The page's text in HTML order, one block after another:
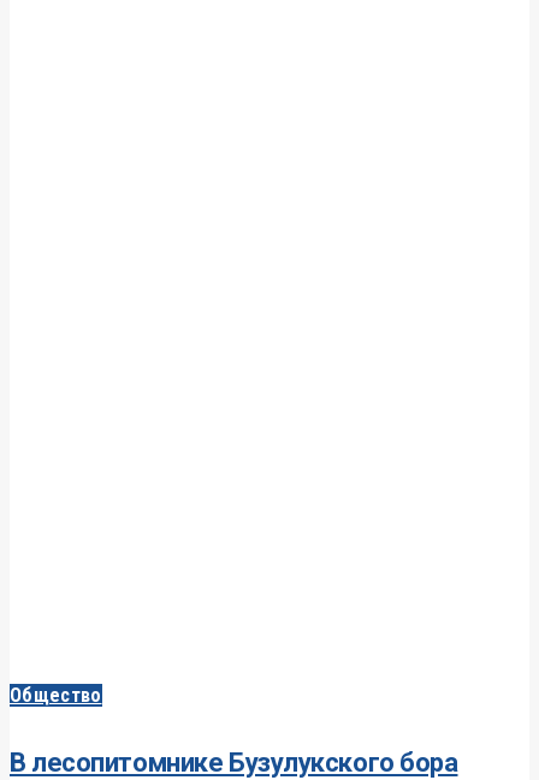
Общество
В лесопитомнике Бузулукского бора